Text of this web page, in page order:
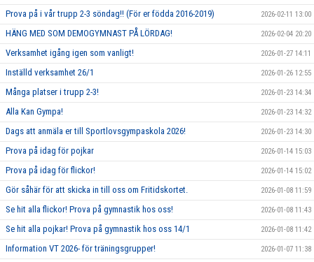
Prova på i vår trupp 2-3 söndag!! (För er födda 2016-2019) 2026-02-11 13:00
HÄNG MED SOM DEMOGYMNAST PÅ LÖRDAG! 2026-02-04 20:20
Verksamhet igång igen som vanligt! 2026-01-27 14:11
Inställd verksamhet 26/1 2026-01-26 12:55
Många platser i trupp 2-3! 2026-01-23 14:34
Alla Kan Gympa! 2026-01-23 14:32
Dags att anmäla er till Sportlovsgympaskola 2026! 2026-01-23 14:30
Prova på idag för pojkar 2026-01-14 15:03
Prova på idag för flickor! 2026-01-14 15:02
Gör såhär för att skicka in till oss om Fritidskortet. 2026-01-08 11:59
Se hit alla flickor! Prova på gymnastik hos oss! 2026-01-08 11:43
Se hit alla pojkar! Prova på gymnastik hos oss 14/1 2026-01-08 11:42
Information VT 2026- för träningsgrupper! 2026-01-07 11:38